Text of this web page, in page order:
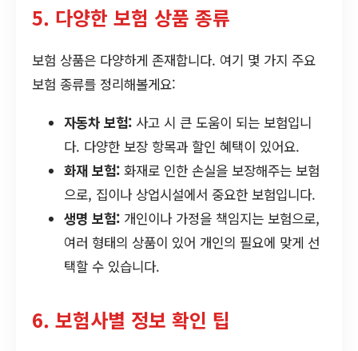
5. 다양한 보험 상품 종류
보험 상품은 다양하게 존재합니다. 여기 몇 가지 주요
보험 종류를 정리해볼게요:
자동차 보험: 사고 시 큰 도움이 되는 보험입니
다. 다양한 보장 항목과 할인 혜택이 있어요.
화재 보험: 화재로 인한 손실을 보장해주는 보험
으로, 집이나 상업시설에서 중요한 보험입니다.
생명 보험: 개인이나 가정을 책임지는 보험으로,
여러 형태의 상품이 있어 개인의 필요에 맞게 선
택할 수 있습니다.
6. 보험사별 정보 확인 팁